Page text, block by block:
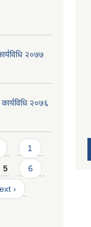
२०७७
२०७६
1
5 6
›